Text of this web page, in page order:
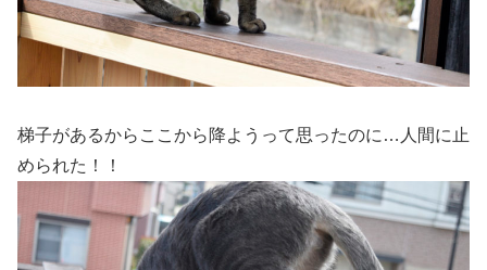
梯子があるからここから降ようって思ったのに…人間に止
められた！！